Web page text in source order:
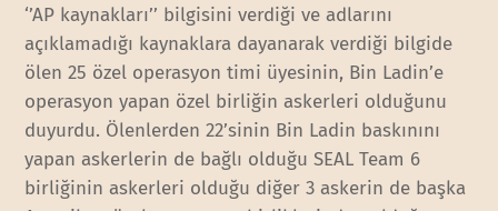
‘’AP kaynakları’’ bilgisini verdiği ve adlarını
açıklamadığı kaynaklara dayanarak verdiği bilgide
ölen 25 özel operasyon timi üyesinin, Bin Ladin’e
operasyon yapan özel birliğin askerleri olduğunu
duyurdu. Ölenlerden 22’sinin Bin Ladin baskınını
yapan askerlerin de bağlı olduğu SEAL Team 6
birliğinin askerleri olduğu diğer 3 askerin de başka